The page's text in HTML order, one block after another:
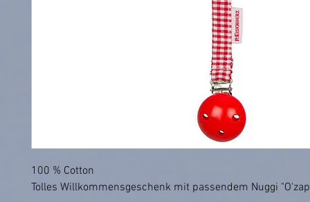
100 % Cotton
Tolles Willkommensgeschenk mit passendem Nuggi